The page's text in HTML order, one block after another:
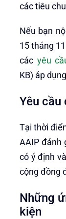
các tiêu
Nếu bạn
15 tháng
các yêu
KB) áp
Yêu
Tại thời
AAIP đánh
có ý định
cộng đồng
Những
kiện